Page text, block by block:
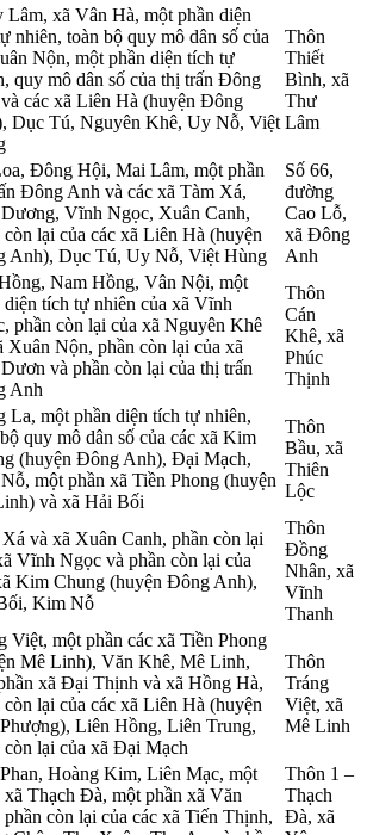
Lâm, xã Vân Hà, một phần diện
nhiên, toàn bộ quy mô dân số của
Nộn, một phần diện tích tự
quy mô dân số của thị trấn Đông
các xã Liên Hà (huyện Đông
Dục Tú, Nguyên Khê, Uy Nỗ, Việt
Thôn
Thiết
Bình, xã
Thư
Lâm
Đông Hội, Mai Lâm, một phần
Đông Anh và các xã Tàm Xá,
Vĩnh Ngọc, Xuân Canh,
còn lại của các xã Liên Hà (huyện
Anh), Dục Tú, Uy Nỗ, Việt Hùng
Số 66,
đường
Cao Lỗ,
xã Đông
Anh
Nam Hồng, Vân Nội, một
diện tích tự nhiên của xã Vĩnh
phần còn lại của xã Nguyên Khê
Xuân Nộn, phần còn lại của xã
và phần còn lại của thị trấn
Anh
Thôn
Cán
Khê, xã
Phúc
Thịnh
La, một phần diện tích tự nhiên,
quy mô dân số của các xã Kim
(huyện Đông Anh), Đại Mạch,
một phần xã Tiền Phong (huyện
và xã Hải Bối
Thôn
Bầu, xã
Thiên
Lộc
và xã Xuân Canh, phần còn lại
Vĩnh Ngọc và phần còn lại của
Kim Chung (huyện Đông Anh),
Kim Nỗ
Thôn
Đồng
Nhân, xã
Vĩnh
Thanh
Việt, một phần các xã Tiền Phong
Mê Linh), Văn Khê, Mê Linh,
xã Đại Thịnh và xã Hồng Hà,
còn lại của các xã Liên Hà (huyện
Liên Hồng, Liên Trung,
còn lại của xã Đại Mạch
Thôn
Tráng
Việt, xã
Mê Linh
Hoàng Kim, Liên Mạc, một
xã Thạch Đà, một phần xã Văn
còn lại của các xã Tiến Thịnh,
Thôn 1 –
Thạch
Đà, xã